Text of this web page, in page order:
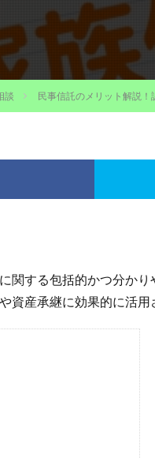
談 民事信託のメリット解説！
する包括的かつ分かり
産承継に効果的に活用